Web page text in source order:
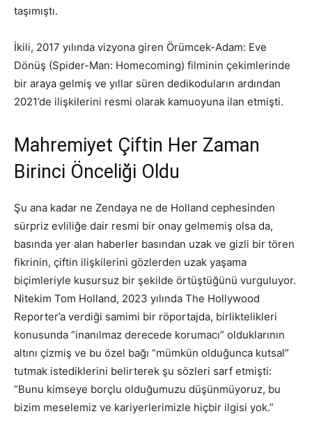
taşımıştı.
İkili, 2017 yılında vizyona giren Örümcek-Adam: Eve
Dönüş (Spider-Man: Homecoming) filminin çekimlerinde
bir araya gelmiş ve yıllar süren dedikoduların ardından
2021’de ilişkilerini resmi olarak kamuoyuna ilan etmişti.
Mahremiyet Çiftin Her Zaman
Birinci Önceliği Oldu
Şu ana kadar ne Zendaya ne de Holland cephesinden
sürpriz evliliğe dair resmi bir onay gelmemiş olsa da,
basında yer alan haberler basından uzak ve gizli bir tören
fikrinin, çiftin ilişkilerini gözlerden uzak yaşama
biçimleriyle kusursuz bir şekilde örtüştüğünü vurguluyor.
Nitekim Tom Holland, 2023 yılında The Hollywood
Reporter’a verdiği samimi bir röportajda, birliktelikleri
konusunda “inanılmaz derecede korumacı” olduklarının
altını çizmiş ve bu özel bağı “mümkün olduğunca kutsal”
tutmak istediklerini belirterek şu sözleri sarf etmişti:
“Bunu kimseye borçlu olduğumuzu düşünmüyoruz, bu
bizim meselemiz ve kariyerlerimizle hiçbir ilgisi yok.”